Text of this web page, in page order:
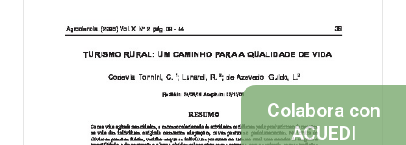
Colabora con
ACUEDI